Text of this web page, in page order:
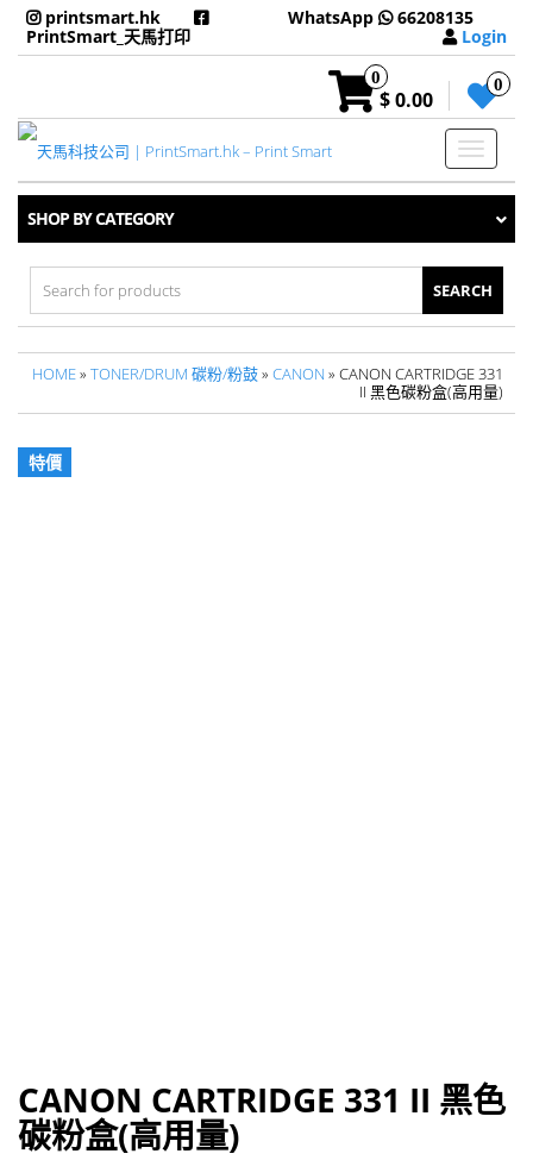
printsmart.hk
PrintSmart_天馬打印
WhatsApp
66208135
Login
0
$ 0.00
0
Toggle
SHOP BY CATEGORY
Search
for:
HOME» TONER/DRUM 碳粉/粉鼓» CANON » CANON CARTRIDGE 331
II 黑色碳粉盒(高用量)
特價
CANON CARTRIDGE 331 II 黑色
碳粉盒(高用量)